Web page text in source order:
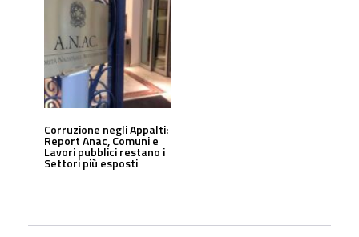
Corruzione negli Appalti:
Report Anac, Comuni e
Lavori pubblici restano i
Settori più esposti